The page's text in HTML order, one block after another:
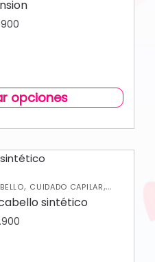
opciones
, CUIDADO CAPILAR,
sintético